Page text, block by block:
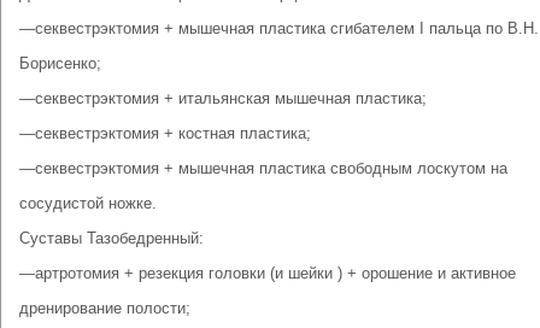
—секвестрэктомия + мышечная пластика сгибателем I пальца по В.Н.
Борисенко;
—секвестрэктомия + итальянская мышечная пластика;
—секвестрэктомия + костная пластика;
—секвестрэктомия + мышечная пластика свободным лоскутом на
сосудистой ножке.
Суставы Тазобедренный:
—артротомия + резекция головки (и шейки ) + орошение и активное
дренирование полости;